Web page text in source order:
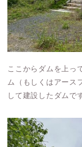
ここからダムを上っ
ム（もしくはアース
して建設したダムで